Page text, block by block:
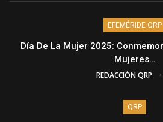
EFEMÉRIDE QRP
Día De La Mujer 2025:
Mujeres…
REDACCIÓN QRP
QRP